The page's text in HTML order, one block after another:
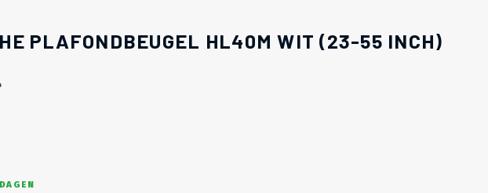
PLAFONDBEUGEL HL40M WIT (23-55 INCH)